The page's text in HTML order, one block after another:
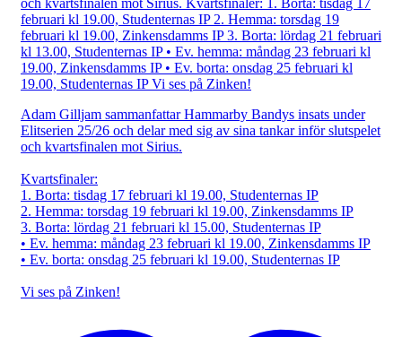
Adam Gilljam sammanfattar Hammarby Bandys insats under
Elitserien 25/26 och delar med sig av sina tankar inför slutspelet
och kvartsfinalen mot Sirius.
Kvartsfinaler:
1. Borta: tisdag 17 februari kl 19.00, Studenternas IP
2. Hemma: torsdag 19 februari kl 19.00, Zinkensdamms IP
3. Borta: lördag 21 februari kl 15.00, Studenternas IP
• Ev. hemma: måndag 23 februari kl 19.00, Zinkensdamms IP
• Ev. borta: onsdag 25 februari kl 19.00, Studenternas IP
Vi ses på Zinken!